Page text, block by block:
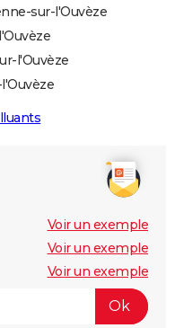
sur-l'Ouvèze
l'Ouvèze
Voir un exemple
Voir un exemple
Voir un exemple